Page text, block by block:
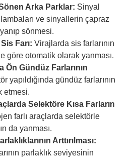
Arka Parklar: Sinyal
ve sinyallerin çapraz
sönmesi.
Farı: Virajlarda sis farlarının
göre otomatik olarak yanması.
Ön Gündüz Farlarının
yapıldığında gündüz farlarının
etmesi.
Selektöre Kısa Farların
farlı araçlarda selektörle
da yanması.
Arttırılması:
parlaklık seviyesinin